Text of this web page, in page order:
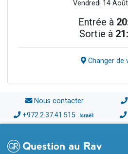
Vendredi 14
Entrée à
Sortie à
Changer de
Nous contacter
+972.2.37.41.515 Israël